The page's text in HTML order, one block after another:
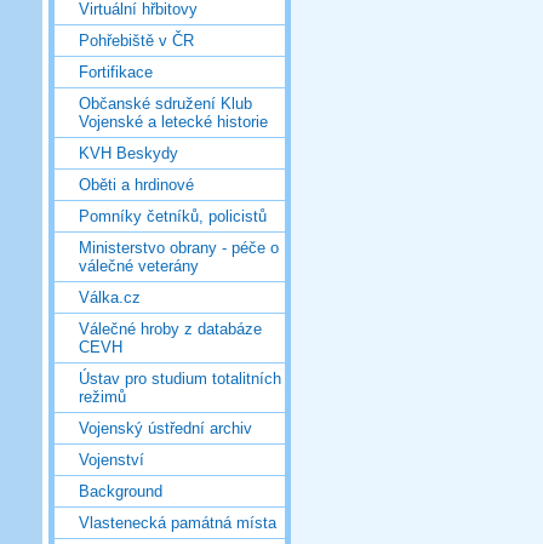
Virtuální hřbitovy
Pohřebiště v ČR
Fortifikace
Občanské sdružení Klub
Vojenské a letecké historie
KVH Beskydy
Oběti a hrdinové
Pomníky četníků, policistů
Ministerstvo obrany - péče o
válečné veterány
Válka.cz
Válečné hroby z databáze
CEVH
Ústav pro studium totalitních
režimů
Vojenský ústřední archiv
Vojenství
Background
Vlastenecká památná místa